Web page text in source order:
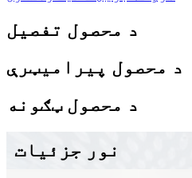
د محصول تفصیل
د محصول پیرامیټرې
د محصول ټګونه
نور جزئیات